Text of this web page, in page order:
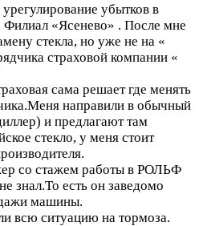
убытков в
«Ясенево» . После мне
стекла, но уже не на «
страховой компании «
сама решает где менять
направили в обычный
и предлагают там
стекло, у меня стоит
со стажем работы в РОЛЬФ
знал.То есть он заведомо
машины.
всю ситуацию на тормоза.